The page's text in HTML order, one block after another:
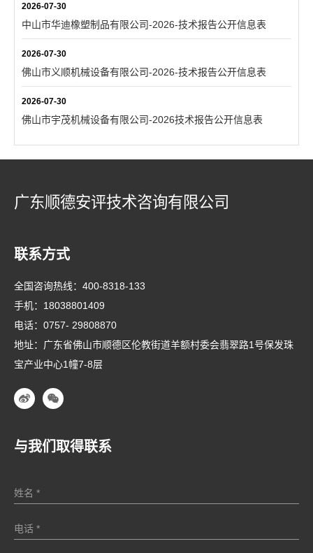
2026-07-30
中山市华迪橡塑制品有限公司-2026-技术报告公开信息表
2026-07-30
佛山市义顺机械设备有限公司-2026-技术报告公开信息表
2026-07-30
佛山市宇茂机械设备有限公司-2026技术报告公开信息表
广东顺德安评技术咨询有限公司
联系方式
全国咨询热线： 400-8318-133
手机： 18038801409
电话： 0757- 29808870
地址：广东省佛山市顺德区伦教街道羊额村委会翡翠路1号保发珠
宝产业中心1幢7-8层
与我们取得联系